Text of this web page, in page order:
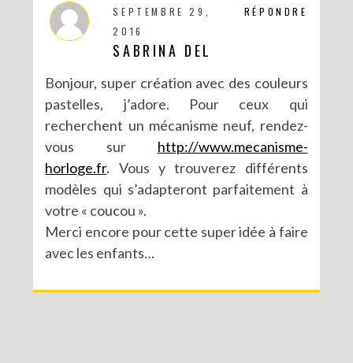
RÉPONDRE
SEPTEMBRE 29,
2016
SABRINA DEL
Bonjour, super création avec des couleurs
pastelles, j’adore. Pour ceux qui
recherchent un mécanisme neuf, rendez-
vous sur http://www.mecanisme-
horloge.fr. Vous y trouverez différents
modèles qui s’adapteront parfaitement à
votre « coucou ».
Merci encore pour cette super idée à faire
avec les enfants…